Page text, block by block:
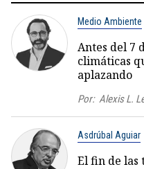
Medio Ambiente
Antes del 7
climáticas
aplazando
Por: Alexis L.
Asdrúbal Aguiar
El fin de las